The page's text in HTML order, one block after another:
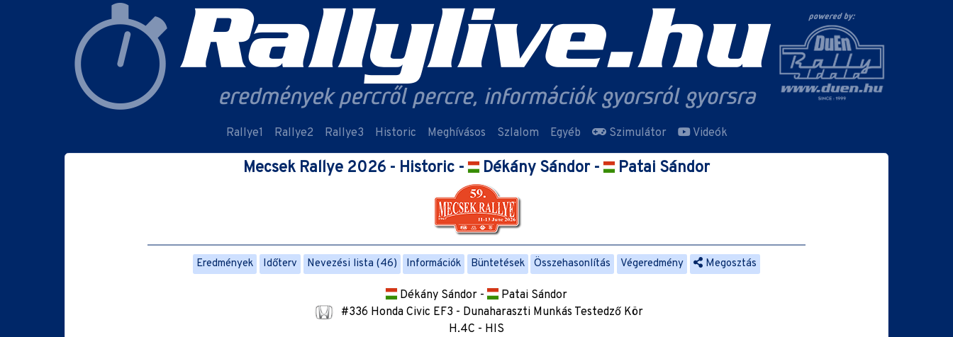
Rallye1 Rallye2 Rallye3 Historic Meghívásos Szlalom Egyéb Szimulátor Videók
Mecsek Rallye 2026 - Historic - Dékány Sándor - Patai Sándor
Eredmények Időterv Nevezési lista (46) Információk Büntetések Összehasonlítás Végeredmény Megosztás
Dékány Sándor -
Patai Sándor
#336 Honda Civic EF3 - Dunaharaszti Munkás Testedző Kör
H.4C - HIS